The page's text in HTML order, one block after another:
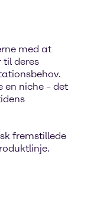
med at
til deres
en niche – det
fremstillede